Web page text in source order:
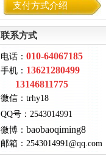
支付方式介绍
联系方式
电话： 010-64067185
手机： 13621280499
13146811775
微信： trhy18
QQ号 ： 2543014991
微博： baobaoqiming8
邮箱： 2543014991@qq.com